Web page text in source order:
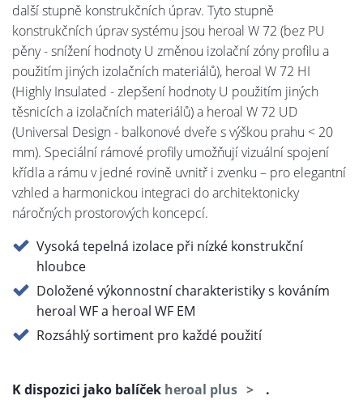
další stupně konstrukčních úprav. Tyto stupně
konstrukčních úprav systému jsou heroal W 72 (bez PU
pěny - snížení hodnoty U změnou izolační zóny profilu a
použitím jiných izolačních materiálů), heroal W 72 HI
(Highly Insulated - zlepšení hodnoty U použitím jiných
těsnicích a izolačních materiálů) a heroal W 72 UD
(Universal Design - balkonové dveře s výškou prahu < 20
mm). Speciální rámové profily umožňují vizuální spojení
křídla a rámu v jedné rovině uvnitř i zvenku – pro elegantní
vzhled a harmonickou integraci do architektonicky
náročných prostorových koncepcí.
Vysoká tepelná izolace při nízké konstrukční
hloubce
Doložené výkonnostní charakteristiky s kováním
heroal WF a heroal WF EM
Rozsáhlý sortiment pro každé použití
K dispozici jako balíček heroal plus .